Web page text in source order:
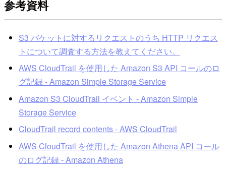
参考資料
S3 バケットに対するリクエストのうち HTTP リクエス
トについて調査する方法を教えてください。
AWS CloudTrail を使用した Amazon S3 API コールのロ
グ記録 - Amazon Simple Storage Service
Amazon S3 CloudTrail イベント - Amazon Simple
Storage Service
CloudTrail record contents - AWS CloudTrail
AWS CloudTrail を使用した Amazon Athena API コール
のログ記録 - Amazon Athena